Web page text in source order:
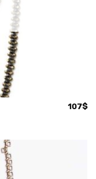
107$